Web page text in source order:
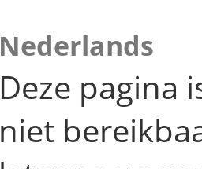
Nederlands
Deze pagina
niet